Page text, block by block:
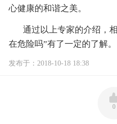
心健康的和谐之美。
通过以上专家的介绍，相
在危险吗”有了一定的了解。
发布于：2018-10-18 18:38
0